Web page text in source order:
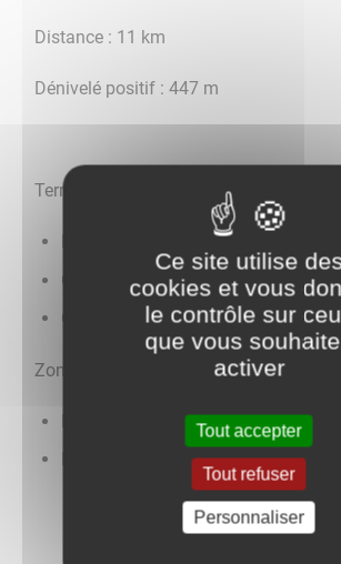
Distance : 11 km
Dénivelé positif : 447 m
Terrains :
Chemin en terre
Chemin herbacé
Zones :
Ce site utilise
cookies et vous
le contrôle sur
que vous
activer
Tout accepter
Tout refuser
Personnaliser